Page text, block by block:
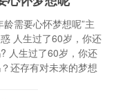
龄需要心怀梦想呢”主
人生过了60岁，你还
人生过了60岁，你还
还存有对未来的梦想